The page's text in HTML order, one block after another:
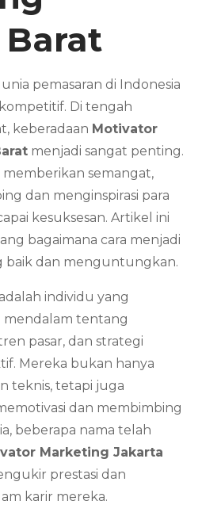
pemasaran di Indonesia
Di tengah
keberadaan Motivator
menjadi sangat penting.
semangat,
dan menginspirasi para
kesuksesan. Artikel ini
bagaimana cara menjadi
baik dan menguntungkan.
individu yang
mendalam tentang
pasar, dan strategi
Mereka bukan hanya
teknis, tetapi juga
dan membimbing
beberapa nama telah
Marketing Jakarta
prestasi dan
karir mereka.